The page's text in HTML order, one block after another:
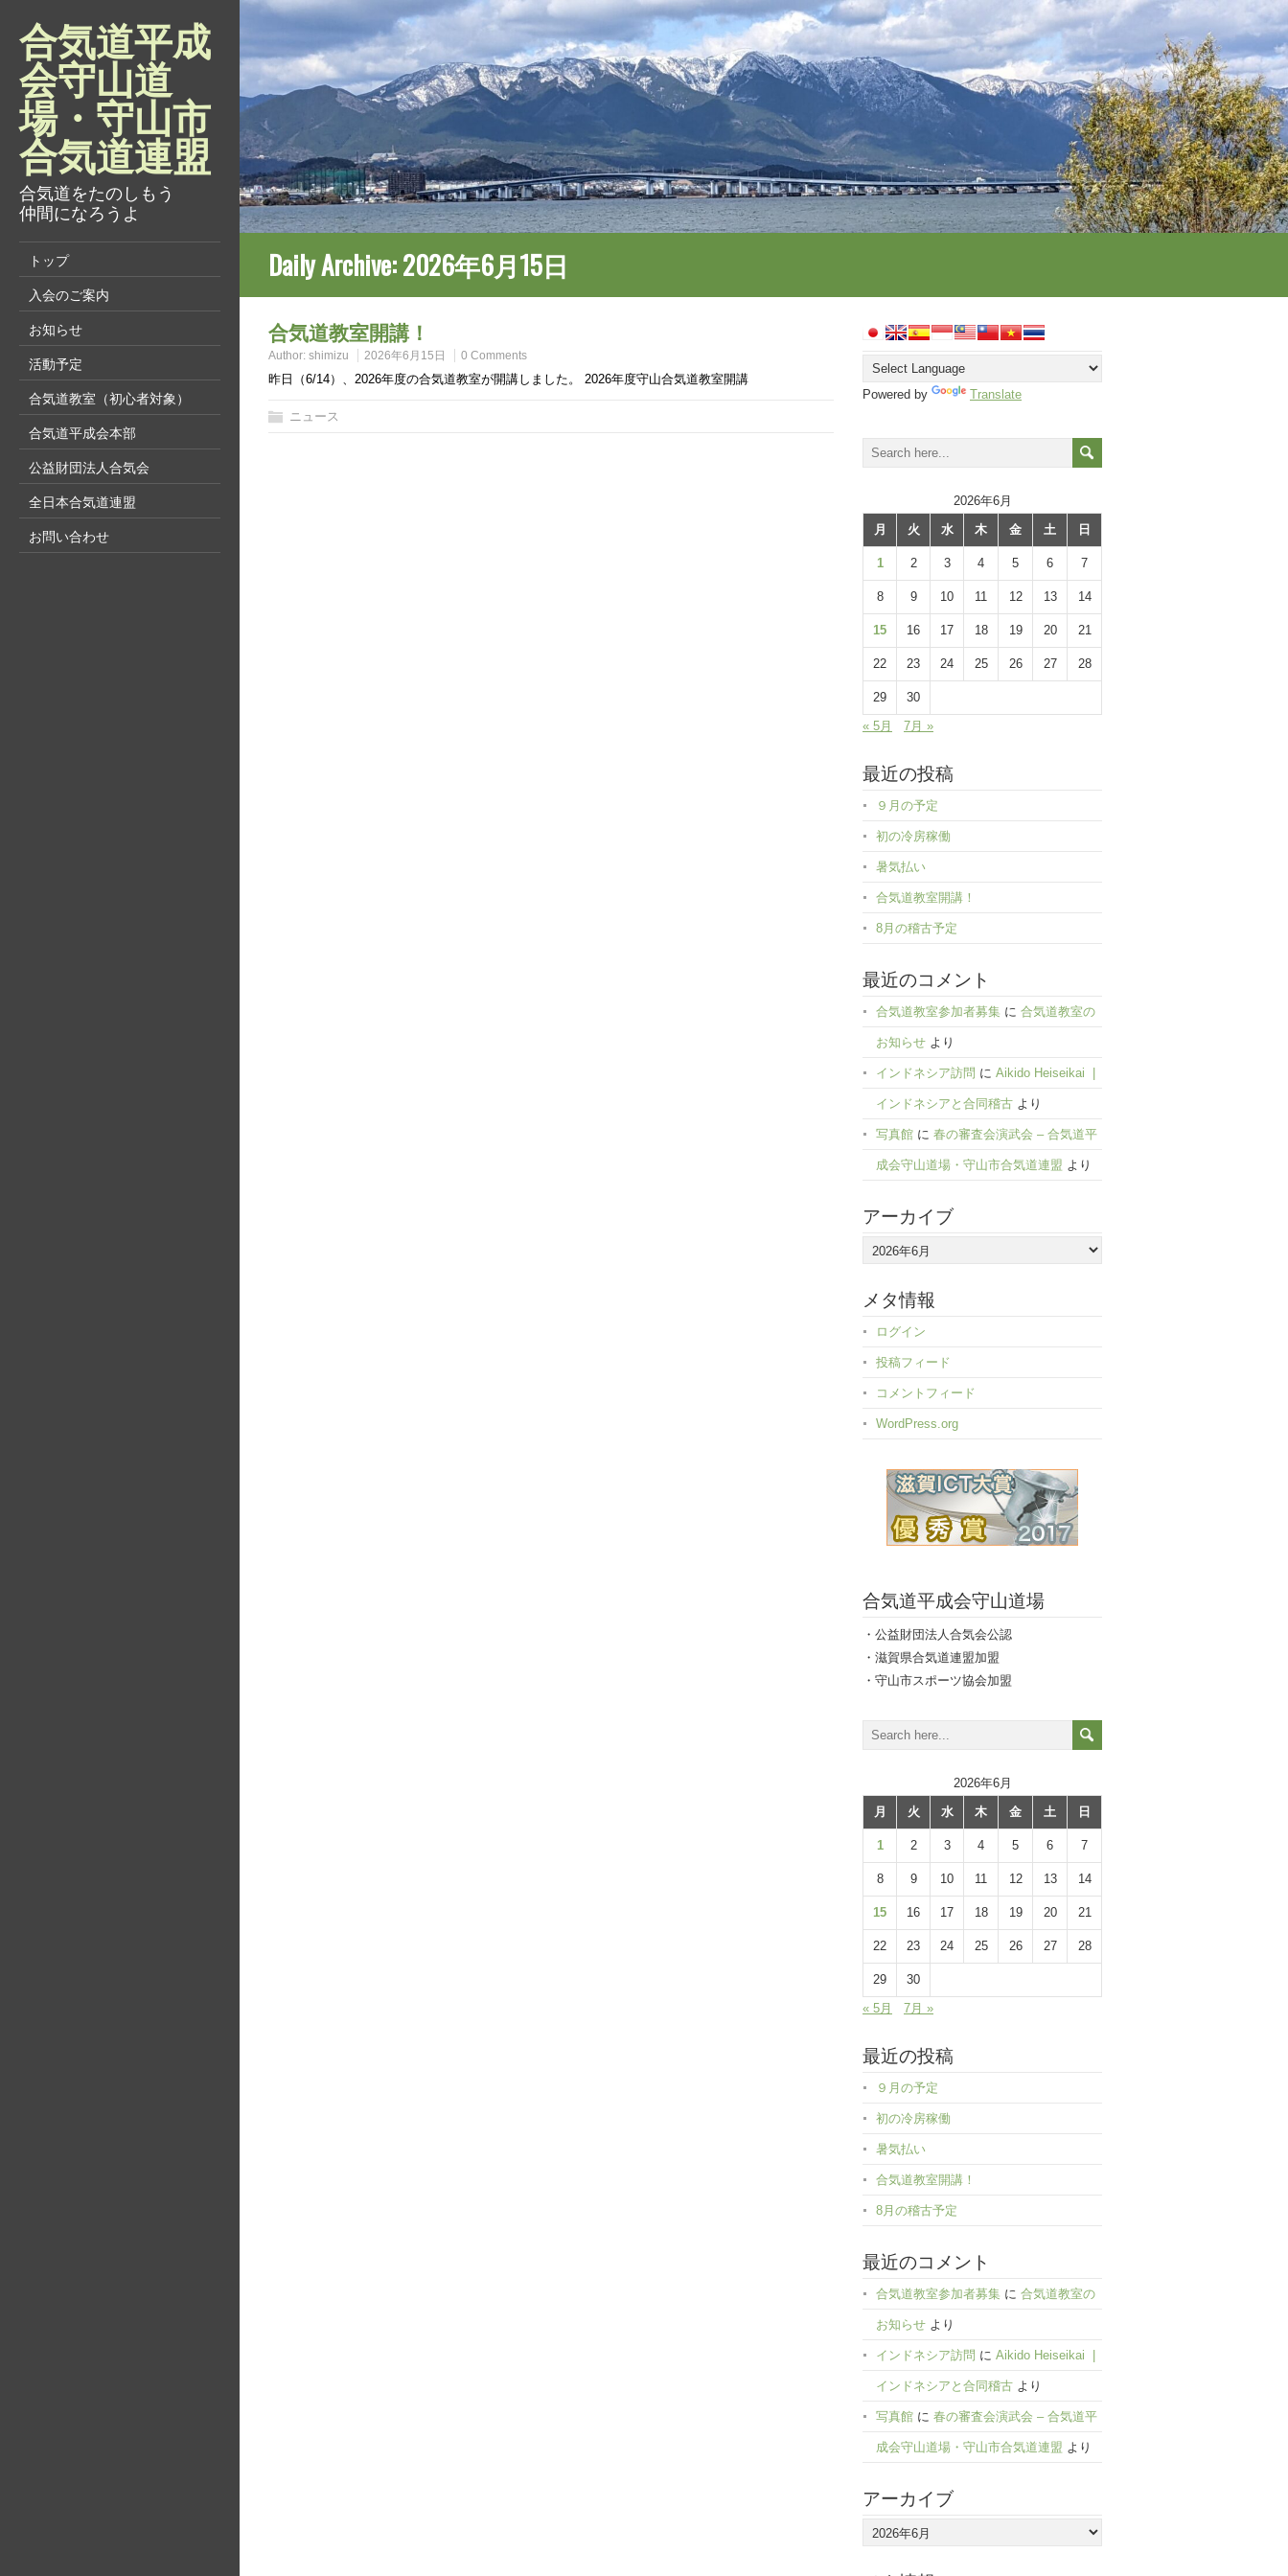
合気道平成
会守山道
場・守山市
合気道連盟
合気道をたのしもう
仲間になろうよ
トップ
入会のご案内
お知らせ
活動予定
合気道教室（初心者対象）
合気道平成会本部
公益財団法人合気会
全日本合気道連盟
お問い合わせ
Daily Archive:2026年6月15日
合気道教室開講！
Author: shimizu 2026年6月15日 0 Comments
昨日（6/14）、2026年度の合気道教室が開講しました。 2026年度守山合気道教室開講
ニュース
Powered by Translate
2026年6月
月
火 水 木 金 土 日
1 2 3 4 5 6 7
8 9 10 11 12 13 14
15 16 17 18 19 20 21
22 23 24 25 26 27 28
29
30
« 5月
7月 »
最近の投稿
９月の予定
初の冷房稼働
暑気払い
合気道教室開講！
8月の稽古予定
最近のコメント
合気道教室参加者募集 に 合気道教室の
お知らせ より
インドネシア訪問 に Aikido Heiseikai |
インドネシアと合同稽古 より
写真館 に 春の審査会演武会 – 合気道平
成会守山道場・守山市合気道連盟 より
アーカイブ
ア
ー
イ
ブ
メタ情報
ログイン
投稿フィード
コメントフィード
WordPress.org
合気道平成会守山道場
・公益財団法人合気会公認
・滋賀県合気道連盟加盟
・守山市スポーツ協会加盟
2026年6月
月
火 水 木 金 土 日
1 2 3 4 5 6 7
8 9 10 11 12 13 14
15 16 17 18 19 20 21
22 23 24 25 26 27 28
29
30
« 5月
7月 »
最近の投稿
９月の予定
初の冷房稼働
暑気払い
合気道教室開講！
8月の稽古予定
最近のコメント
合気道教室参加者募集 に 合気道教室の
お知らせ より
インドネシア訪問 に Aikido Heiseikai |
インドネシアと合同稽古 より
写真館 に 春の審査会演武会 – 合気道平
成会守山道場・守山市合気道連盟 より
アーカイブ
ア
ー